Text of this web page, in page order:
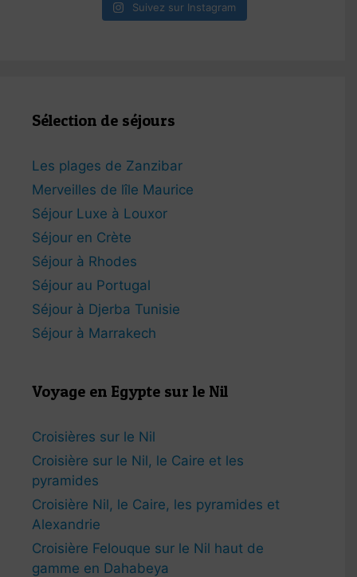
Suivez sur Instagram
Sélection de séjours
Les plages de Zanzibar
Merveilles de lîle Maurice
Séjour Luxe à Louxor
Séjour en Crète
Séjour à Rhodes
Séjour au Portugal
Séjour à Djerba Tunisie
Séjour à Marrakech
Voyage en Egypte sur le Nil
Croisières sur le Nil
Croisière sur le Nil, le Caire et les
pyramides
Croisière Nil, le Caire, les pyramides et
Alexandrie
Croisière Felouque sur le Nil haut de
gamme en Dahabeya